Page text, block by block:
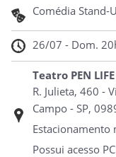
Comédia Stand-
26/07 - Dom.
Teatro PEN LIFE
R. Julieta, 460 -
Campo - SP,
Estacionamento
Possui acesso